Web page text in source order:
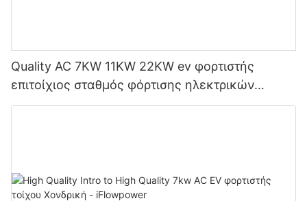
Quality AC 7KW 11KW 22KW ev φορτιστής
επιτοίχιος σταθμός φόρτισης ηλεκτρικών
οχημάτων Κατασκευαστής | iFlowPower2